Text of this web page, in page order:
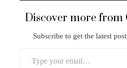
Discover more from
Subscribe to get the latest